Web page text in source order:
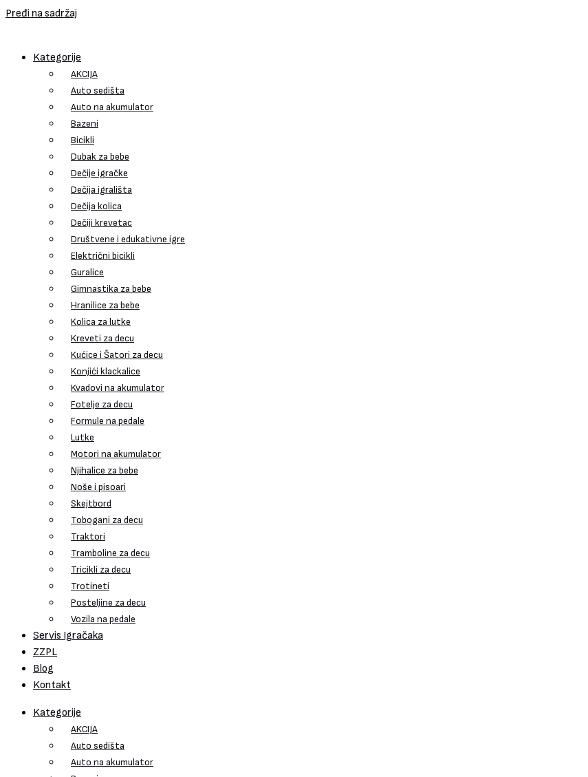
Pređi na sadržaj
Kategorije
AKCIJA
Auto sedišta
Auto na akumulator
Bazeni
Bicikli
Dubak za bebe
Dečije igračke
Dečija igrališta
Dečija kolica
Dečiji krevetac
Društvene i edukativne igre
Električni bicikli
Guralice
Gimnastika za bebe
Hranilice za bebe
Kolica za lutke
Kreveti za decu
Kućice i Šatori za decu
Konjići klackalice
Kvadovi na akumulator
Fotelje za decu
Formule na pedale
Lutke
Motori na akumulator
Njihalice za bebe
Noše i pisoari
Skejtbord
Tobogani za decu
Traktori
Tramboline za decu
Tricikli za decu
Trotineti
Posteljine za decu
Vozila na pedale
Servis Igračaka
ZZPL
Blog
Kontakt
Kategorije
AKCIJA
Auto sedišta
Auto na akumulator